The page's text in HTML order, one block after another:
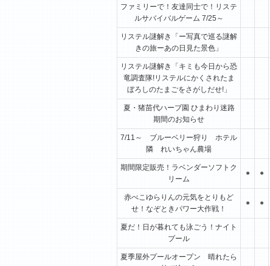
ファミリーで！友達同士で！リステ
ルサバイバルゲーム 7/25～
リステル謎解き「ー写真で巡る謎解
きの旅ーあの日見た景色」
リステル謎解き「キミも今日から恐
竜調査隊!リステルにかくされたま
ぼろしのたまごをさがしだせ!」
夏・猪苗代ハーブ園 ひまわり迷路
期間のお知らせ
7/11～ ブルーベリー狩り ホテル
隣 れいちゃん農場
期間限定販売！ラベンダーソフトク
リーム
● ●
赤べこゆらりんの元気をとりもど
せ！なぞときパワー大作戦！
● ●
夏だ！日が暮れても泳ごう！ナイト
プール
夏季屋外プールオープン 晴れたら